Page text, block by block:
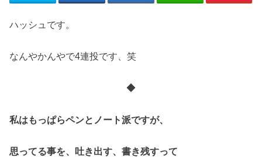
ハッシュです。
なんやかんやで4連投です、笑
◆
私はもっぱらペンとノート派ですが、
思ってる事を、吐き出す、書き残すって